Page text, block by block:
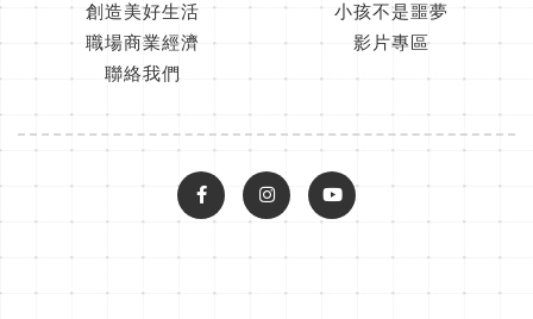
創造美好生活
小孩不是噩夢
職場商業經濟
影片專區
聯絡我們